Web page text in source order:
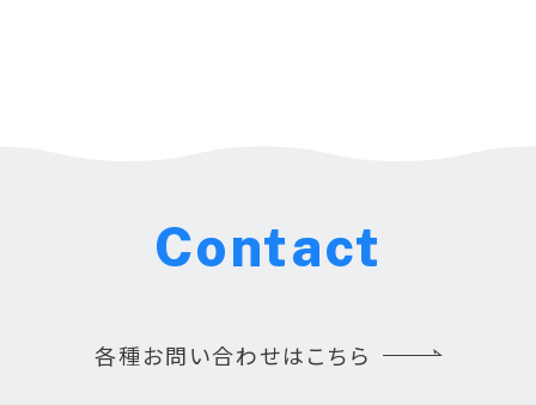
Contact
各種お問い合わせはこちら